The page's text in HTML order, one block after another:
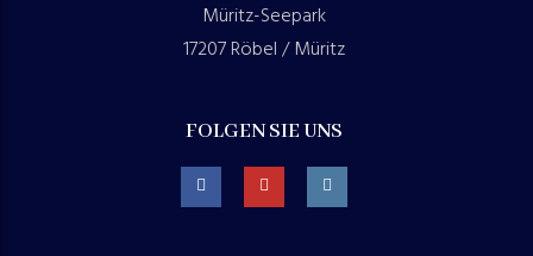
Müritz-Seepark
17207 Röbel / Müritz
FOLGEN SIE UNS